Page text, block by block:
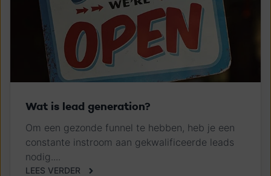
Wat is lead generation?
Om een gezonde funnel te hebben, heb je een
constante instroom aan gekwalificeerde leads
nodig....
LEES VERDER